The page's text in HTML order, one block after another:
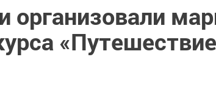
организовали